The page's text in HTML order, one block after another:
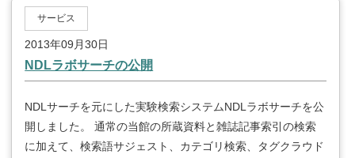
サービス
2013年09月30日
NDLラボサーチの公開
NDLサーチを元にした実験検索システムNDLラボサーチを公
開しました。 通常の当館の所蔵資料と雑誌記事索引の検索
に加えて、検索語サジェスト、カテゴリ検索、タグクラウド